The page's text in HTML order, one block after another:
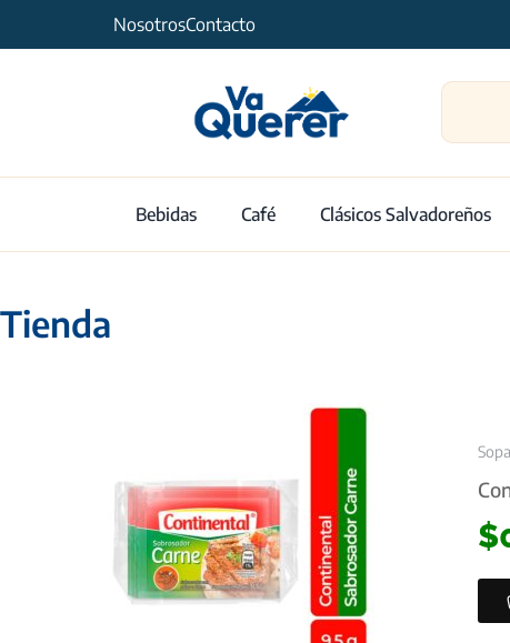
NosotrosContacto
Bebidas Café Clásicos Salvadoreños
Tienda
$